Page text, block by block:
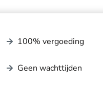
100% vergoeding
Geen wachttijden